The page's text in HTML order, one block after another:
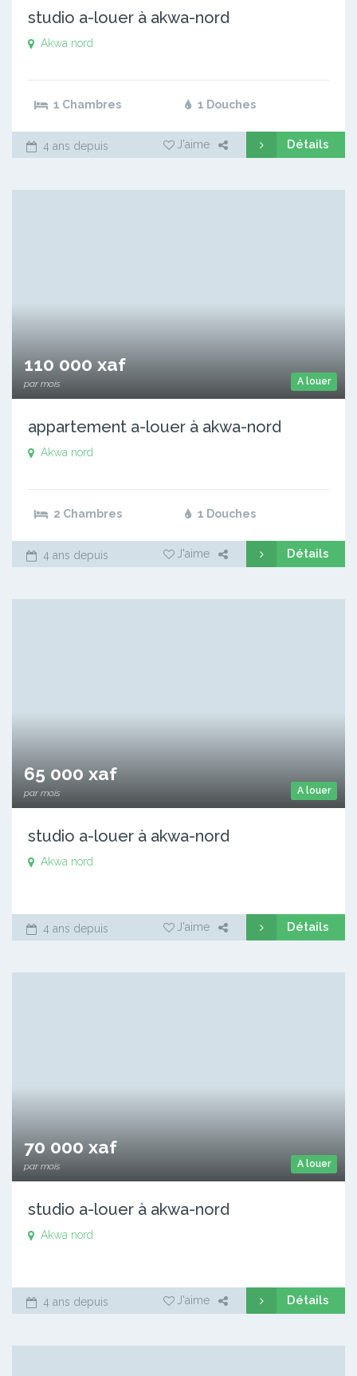
studio a-louer à akwa-nord
Akwa nord
1 Chambres 1 Douches
4 ans depuis J'aime Détails
A louer
110 000 xaf
par mois
appartement a-louer à akwa-nord
Akwa nord
2 Chambres 1 Douches
4 ans depuis J'aime Détails
A louer
65 000 xaf
par mois
studio a-louer à akwa-nord
Akwa nord
4 ans depuis J'aime Détails
A louer
70 000 xaf
par mois
studio a-louer à akwa-nord
Akwa nord
4 ans depuis J'aime Détails